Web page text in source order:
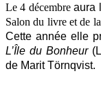
Le 4 décembreaura
Salon du livre et de
Cette année elle
L’Île du Bonheur
de Marit Törnqvist.